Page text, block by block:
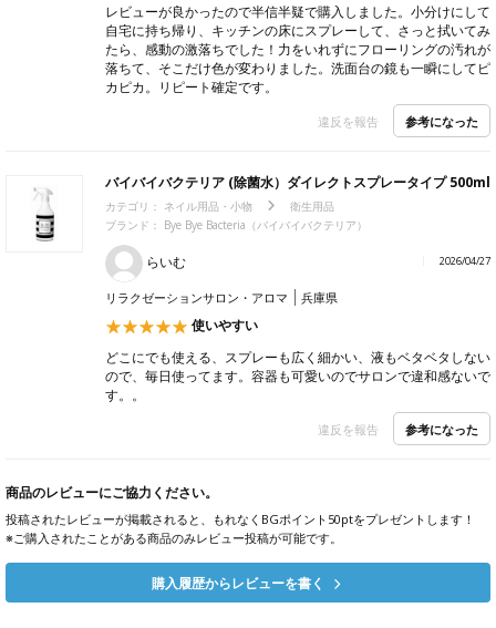
レビューが良かったので半信半疑で購入しました。小分けにして
自宅に持ち帰り、キッチンの床にスプレーして、さっと拭いてみ
たら、感動の激落ちでした！力をいれずにフローリングの汚れが
落ちて、そこだけ色が変わりました。洗面台の鏡も一瞬にしてピ
カピカ。リピート確定です。
違反を報告 参考になった
バイバイバクテリア (除菌水）ダイレクトスプレータイプ 500ml
カテゴリ： ネイル用品・小物
衛生用品
ブランド： Bye Bye Bacteria（バイバイバクテリア）
らいむ 2026/04/27
リラクゼーションサロン・アロマ 兵庫県
使いやすい
どこにでも使える、スプレーも広く細かい、液もベタベタしない
ので、毎日使ってます。容器も可愛いのでサロンで違和感ないで
す。。
違反を報告 参考になった
商品のレビューにご協力ください。
投稿されたレビューが掲載されると、もれなくBGポイント50ptをプレゼントします！
※ご購入されたことがある商品のみレビュー投稿が可能です。
購入履歴からレビューを書く